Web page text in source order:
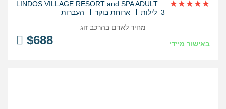
התאריכים,
3 לילות
ארוחת בוקר העברות
באישור מיידי $688
מחיר לאדם בהרכב זוג